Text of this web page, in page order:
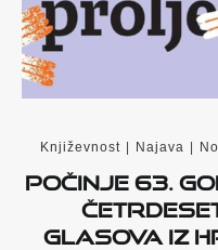
Književnost Najava
Počinje 63.
glasova iz